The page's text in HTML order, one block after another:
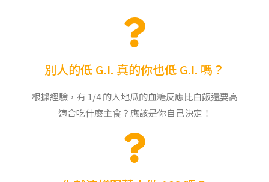
別人的低 G.I. 真的你也低 G.I. 嗎？
根據經驗，有 1/4 的人地瓜的血糖反應比白飯還要高
適合吃什麼主食？應該是你自己決定！